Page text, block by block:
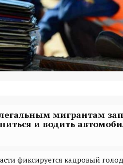
мигрантам
и водить
фиксируется кадровый